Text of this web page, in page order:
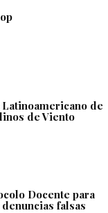
de
de Viento
Docente para
falsas